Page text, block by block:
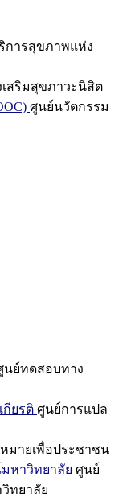
การสุขภาพแห่ง
สริมสุขภาวะนิสิต
ศูนย์นวัตกรรม
นย์ทดสอบทาง
กียรติ ศูนย์การแปล
มายเพื่อประชาชน
หาวิทยาลัย ศูนย์
ทยาลัย